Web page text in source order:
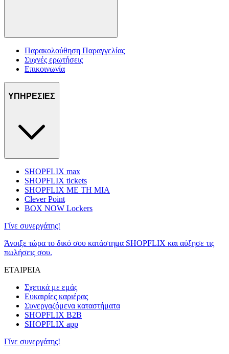
Παρακολούθηση Παραγγελίας
Συχνές ερωτήσεις
Επικοινωνία
ΥΠΗΡΕΣΙΕΣ
SHOPFLIX max
SHOPFLIX tickets
SHOPFLIX ΜΕ ΤΗ ΜΙΑ
Clever Point
BOX NOW Lockers
Γίνε συνεργάτης!
Άνοιξε τώρα το δικό σου κατάστημα SHOPFLIX και αύξησε τις
πωλήσεις σου.
ΕΤΑΙΡΕΙΑ
Σχετικά με εμάς
Ευκαιρίες καριέρας
Συνεργαζόμενα καταστήματα
SHOPFLIX B2B
SHOPFLIX app
Γίνε συνεργάτης!